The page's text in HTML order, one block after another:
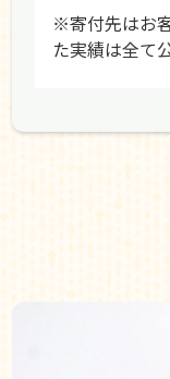
※寄付先はお
た実績は全て